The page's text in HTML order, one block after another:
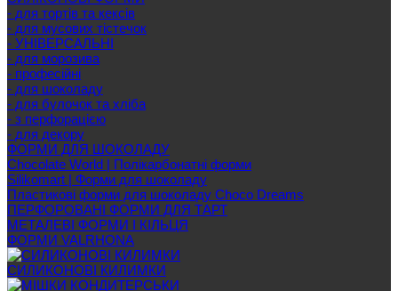
- для тортів та кексів
- для мусових тістечок
- УНІВЕРСАЛЬНІ
- для морозива
- професійні
- для шоколаду
- для булочок та хліба
- з перфорацією
- для декору
ФОРМИ ДЛЯ ШОКОЛАДУ
Chocolate World | Полікарбонатні форми
Silikomart | Форми для шоколаду
Пластикові форми для шоколаду Choco Dreams
ПЕРФОРОВАНІ ФОРМИ ДЛЯ ТАРТ
МЕТАЛЕВІ ФОРМИ І КІЛЬЦЯ
ФОРМИ VALRHONA
СИЛИКОНОВІ КИЛИМКИ